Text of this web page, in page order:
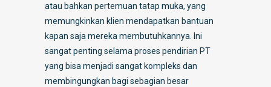
atau bahkan pertemuan tatap muka, yang
memungkinkan klien mendapatkan bantuan
kapan saja mereka membutuhkannya. Ini
sangat penting selama proses pendirian PT
yang bisa menjadi sangat kompleks dan
membingungkan bagi sebagian besar